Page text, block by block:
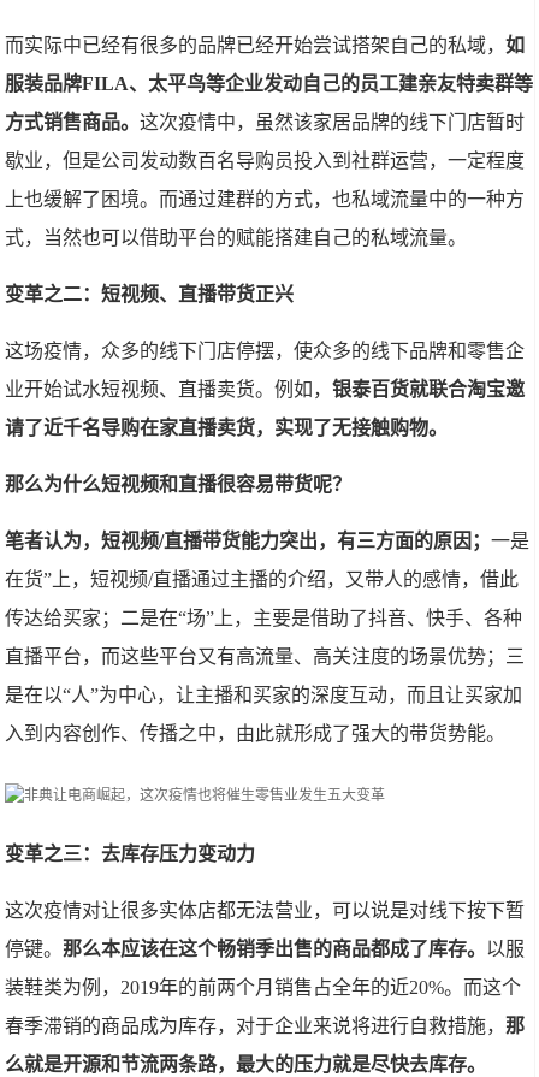
而实际中已经有很多的品牌已经开始尝试搭架自己的私域，如
服装品牌FILA、太平鸟等企业发动自己的员工建亲友特卖群等
方式销售商品。这次疫情中，虽然该家居品牌的线下门店暂时
歇业，但是公司发动数百名导购员投入到社群运营，一定程度
上也缓解了困境。而通过建群的方式，也私域流量中的一种方
式，当然也可以借助平台的赋能搭建自己的私域流量。
变革之二：短视频、直播带货正兴
这场疫情，众多的线下门店停摆，使众多的线下品牌和零售企
业开始试水短视频、直播卖货。例如，银泰百货就联合淘宝邀
请了近千名导购在家直播卖货，实现了无接触购物。
那么为什么短视频和直播很容易带货呢？
笔者认为，短视频/直播带货能力突出，有三方面的原因；一是
在货”上，短视频/直播通过主播的介绍，又带人的感情，借此
传达给买家；二是在“场”上，主要是借助了抖音、快手、各种
直播平台，而这些平台又有高流量、高关注度的场景优势；三
是在以“人”为中心，让主播和买家的深度互动，而且让买家加
入到内容创作、传播之中，由此就形成了强大的带货势能。
变革之三：去库存压力变动力
这次疫情对让很多实体店都无法营业，可以说是对线下按下暂
停键。 那么本应该在这个畅销季出售的商品都成了库存。 以服
装鞋类为例，2019年的前两个月销售占全年的近20%。而这个
春季滞销的商品成为库存，对于企业来说将进行自救措施， 那
么就是开源和节流两条路，最大的压力就是尽快去库存。